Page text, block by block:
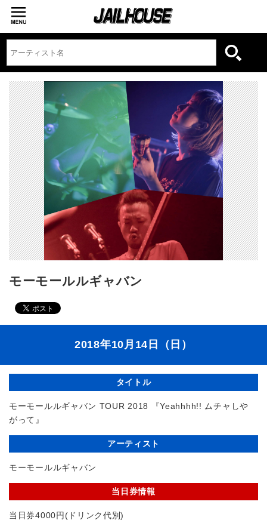
モーモールルギャバン
2018年10月14日（日）
タイトル
モーモールルギャバン TOUR 2018 『Yeahhhh!! ムチャしや
がって』
アーティスト
モーモールルギャバン
当日券情報
当日券4000円(ドリンク代別)